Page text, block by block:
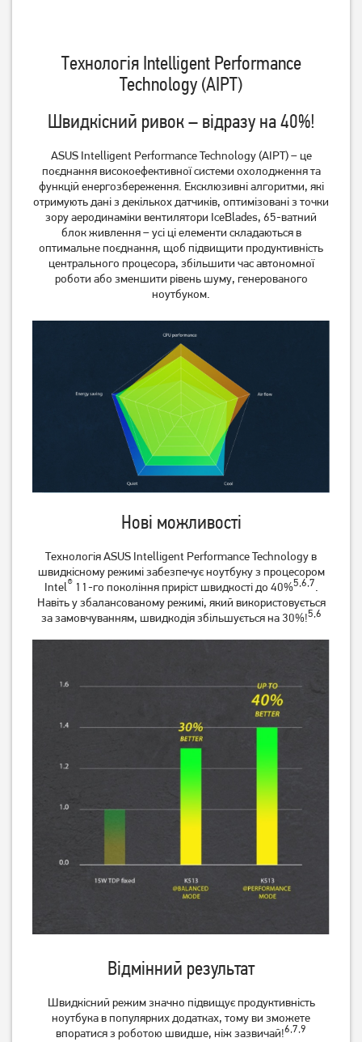
Технологія Intelligent Performance
Technology (AIPT)
Швидкісний ривок – відразу на 40%!
ASUS Intelligent Performance Technology (AIPT) – це
поєднання високоефективної системи охолодження та
функцій енергозбереження. Ексклюзивні алгоритми, які
отримують дані з декількох датчиків, оптимізовані з точки
зору аеродинаміки вентилятори IceBlades, 65-ватний
блок живлення – усі ці елементи складаються в
оптимальне поєднання, щоб підвищити продуктивність
центрального процесора, збільшити час автономної
роботи або зменшити рівень шуму, генерованого
ноутбуком.
Нові можливості
Технологія ASUS Intelligent Performance Technology в
швидкісному режимі забезпечує ноутбуку з процесором
Intel® 11-го покоління приріст швидкості до 40%5,6,7.
Навіть у збалансованому режимі, який використовується
за замовчуванням, швидкодія збільшується на 30%!5,6
Відмінний результат
Швидкісний режим значно підвищує продуктивність
ноутбука в популярних додатках, тому ви зможете
впоратися з роботою швидше, ніж зазвичай!6,7,9